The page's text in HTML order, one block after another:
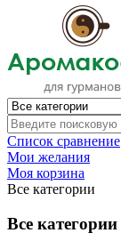
Список сравнение
Мои желания
Моя корзина
Все категории
Все категории